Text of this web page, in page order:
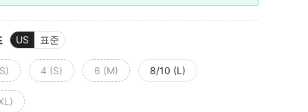
US 표준
4 (S) 6 (M) 8/10 (L)